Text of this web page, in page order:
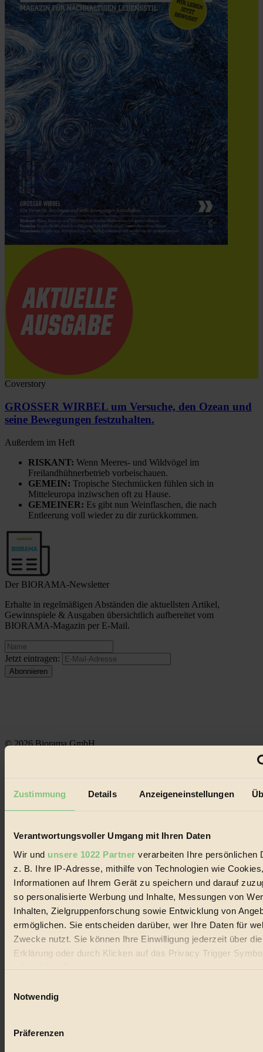
Zustimmung Details Anzeigeneinstellungen
Verantwortungsvoller Umgang mit Ihren Daten
Wir und unsere 1022 Partner verarbeiten Ihre persönlichen
z. B. Ihre IP-Adresse, mithilfe von Technologien wie
Informationen auf Ihrem Gerät zu speichern und darauf
so personalisierte Werbung und Inhalte, Messungen von
Inhalten, Zielgruppenforschung sowie Entwicklung von
ermöglichen. Sie entscheiden darüber, wer Ihre Daten für
Zwecke nutzt. Sie können Ihre Einwilligung jederzeit über
Erklärung oder durch Klicken auf das Privacy Trigger
oder widerrufen
Wenn Sie es erlauben, würden wir auch gerne:
Ihr Gerät durch aktives Scannen nach bestimmten
Notwendig
Präferenzen
Coverstory
GROSSER WIRBEL um Versuche, den Ozean und
seine Bewegungen festzuhalten.
Außerdem im Heft
RISKANT: Wenn Meeres- und Wildvögel im
Freilandhühnerbetrieb vorbeischauen.
GEMEIN: Tropische Stechmücken fühlen sich in
Mitteleuropa inziwschen oft zu Hause.
GEMEINER: Es gibt nun Weinflaschen, die nach
Entleerung voll wieder zu dir zurückkommen.
Der BIORAMA-Newsletter
Erhalte in regelmäßigen Abständen die aktuellsten Artikel,
Gewinnspiele & Ausgaben übersichtlich aufbereitet vom
BIORAMA-Magazin per E-Mail.
Jetzt eintragen:
© 2026 Biorama GmbH
Handels mit Bioprodukten, des Fair-Trade sowie der Branche
Social Media
22.601 Fans auf Facebook
3.415 Follower auf Twitter
Folge uns auf Instagram
Themen
Bio
Vegan